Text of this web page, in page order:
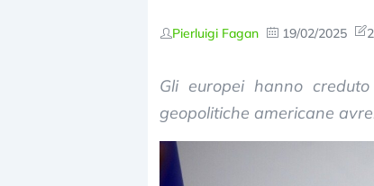
Pierluigi Fagan 19/02/2025
Gli europei hanno
geopolitiche americane